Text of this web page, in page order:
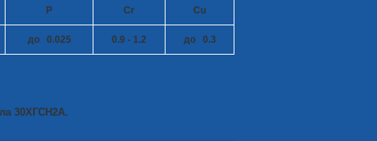
P Cr Cu
до 0.025 0.9 - 1.2 до 0.3
30ХГСН2А.